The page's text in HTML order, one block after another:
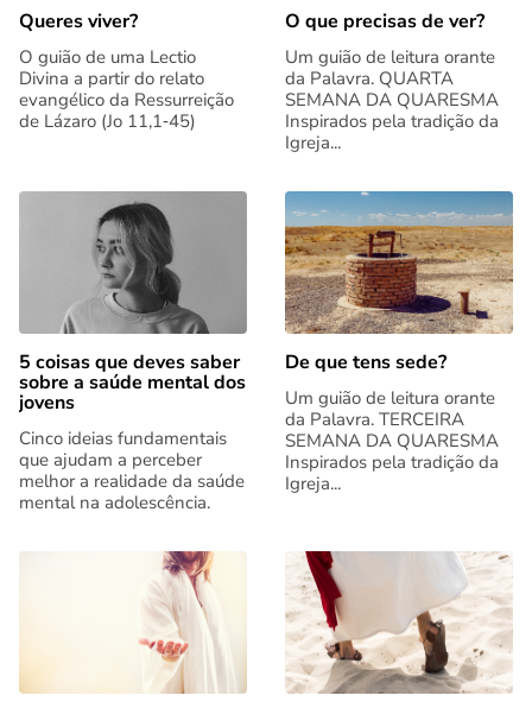
Queres viver?
O guião de uma Lectio
Divina a partir do relato
evangélico da Ressurreição
de Lázaro (Jo 11,1‑45)
O que precisas de ver?
Um guião de leitura orante
da Palavra. QUARTA
SEMANA DA QUARESMA
Inspirados pela tradição da
Igreja...
5 coisas que deves saber
sobre a saúde mental dos
jovens
Cinco ideias fundamentais
que ajudam a perceber
melhor a realidade da saúde
mental na adolescência.
De que tens sede?
Um guião de leitura orante
da Palavra. TERCEIRA
SEMANA DA QUARESMA
Inspirados pela tradição da
Igreja...